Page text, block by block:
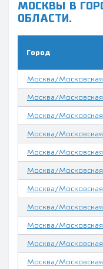
МОСКВЫ В
ОБЛАСТИ.
Город
Москва/Московская
Москва/
Москва/Московская
Москва/
Москва/Московская
Москва/
Москва/Московская
Москва/
Москва/Московская
Москва/Московская
Москва/Московская